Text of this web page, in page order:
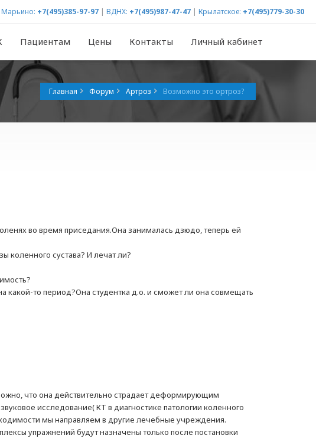
Марьино: +7(495)385-97-97 | ВДНХ: +7(495)987-47-47 | Крылатское: +7(495)779-30-30
Пациентам Цены Контакты Личный кабинет
Главная Форум Артроз Возможно это ортроз?
во время приседания.Она занималась дзюдо, теперь ей
коленного сустава? И лечат ли?
какой-то период?Она студентка д.о. и сможет ли она совмещать
что она действительно страдает деформирующим
исследование( КТ в диагностике патологии коленного
мы направляем в другие лечебные учреждения.
упражнений будут назначены только после постановки